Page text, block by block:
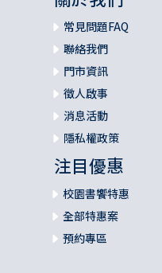
常見問題FAQ
聯絡我們
門市資訊
徵人啟事
消息活動
隱私權政策
注目優惠
校園書饗特惠
全部特惠案
預約專區